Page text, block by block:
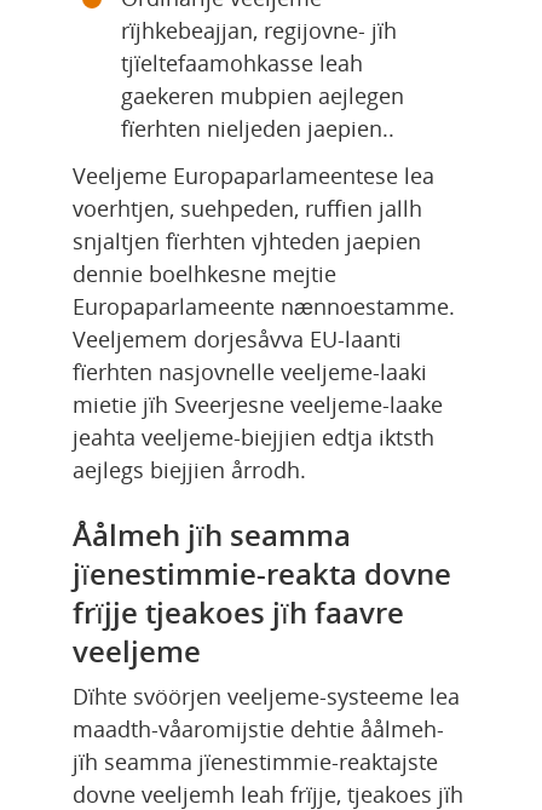
rïjhkebeajjan, regijovne- jïh
tjïeltefaamohkasse leah
gaekeren mubpien aejlegen
fïerhten nieljeden jaepien..
Veeljeme Europaparlameentese lea
voerhtjen, suehpeden, ruffien jallh
snjaltjen fïerhten vjhteden jaepien
dennie boelhkesne mejtie
Europaparlameente nænnoestamme.
Veeljemem dorjesåvva EU-laanti
fïerhten nasjovnelle veeljeme-laaki
mietie jïh Sveerjesne veeljeme-laake
jeahta veeljeme-biejjien edtja iktsth
aejlegs biejjien årrodh.
Åålmeh jïh seamma
jïenestimmie-reakta dovne
frïjje tjeakoes jïh faavre
veeljeme
Dïhte svöörjen veeljeme-systeeme lea
maadth-våaromijstie dehtie åålmeh-
jïh seamma jïenestimmie-reaktajste
dovne veeljemh leah frïjje, tjeakoes jïh